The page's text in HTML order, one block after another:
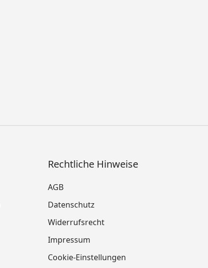
Rechtliche Hinweise
AGB
Datenschutz
Widerrufsrecht
Impressum
Cookie-Einstellungen